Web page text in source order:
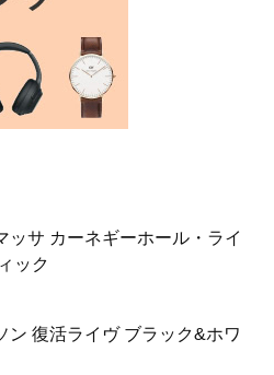
ッサ カーネギーホール・ライ
ック
ン 復活ライヴ ブラック&ホワ